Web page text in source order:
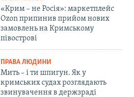
«Крим – не Росія»: маркетплейс
Ozon припинив прийом нових
замовлень на Кримському
півострові
ПРАВА ЛЮДИНИ
Мить – і ти шпигун. Як у
кримських судах розглядають
звинувачення в держзраді